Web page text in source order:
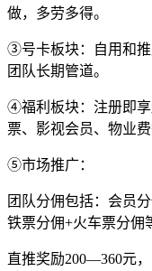
做，多劳多得。
③号卡板块：自用和推
团队长期管道。
④福利板块：注册即
票、影视会员、物业费
⑤市场推广：
团队分佣包括：会员
铁票分佣+火车票分佣
直推奖励200—360元